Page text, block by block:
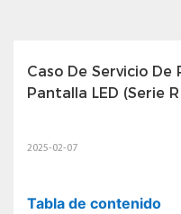
Caso De Servicio De
Pantalla LED (serie
2025-02-07
Tabla de contenido